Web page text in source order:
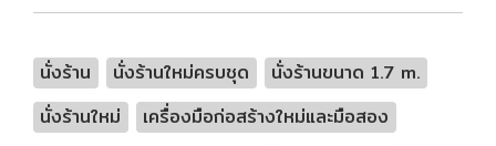
นั่งร้าน นั่งร้านใหม่ครบชุด
นั่งร้านขนาด 1.7 m.
นั่งร้านใหม่
เครื่องมือก่อสร้างใหม่และมือสอง